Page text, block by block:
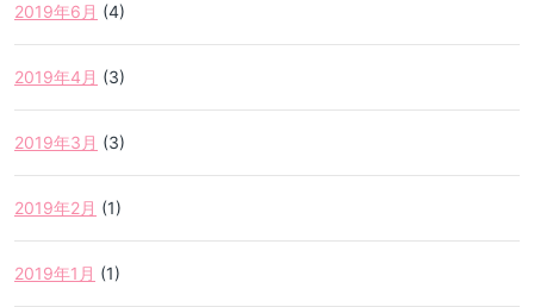
2019年6月 (4)
2019年4月 (3)
2019年3月 (3)
2019年2月 (1)
2019年1月 (1)